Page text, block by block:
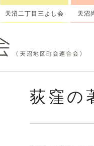
天沼二丁目三よし会 天沼
荻窪の